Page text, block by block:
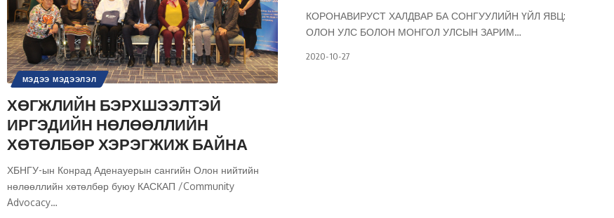
МЭДЭЭ МЭДЭЭЛЭЛ
ХӨГЖЛИЙН БЭРХШЭЭЛТЭЙ
ИРГЭДИЙН НӨЛӨӨЛЛИЙН
ХӨТӨЛБӨР ХЭРЭГЖИЖ БАЙНА
ХБНГУ-ын Конрад Аденауерын сангийн Олон нийтийн
нөлөөллийн хөтөлбөр буюу КАСКАП /Community
Advocacy…
КОРОНАВИРУСТ ХАЛДВАР БА СОНГУУЛИЙН ҮЙЛ ЯВЦ:
ОЛОН УЛС БОЛОН МОНГОЛ УЛСЫН ЗАРИМ…
2020-10-27